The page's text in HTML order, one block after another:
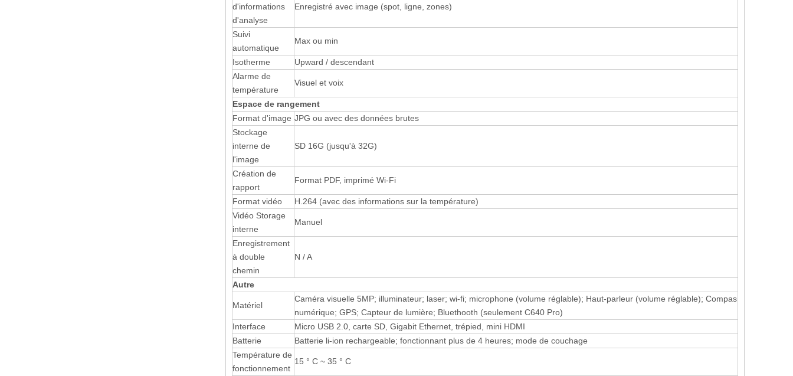
d'informations
d'analyse
Enregistré avec image (spot, ligne, zones)
Suivi
automatique
Max ou min
Isotherme
Upward / descendant
Alarme de
température
Visuel et voix
Espace de rangement
Format d'image JPG ou avec des données brutes
Stockage
interne de
l'image
SD 16G (jusqu'à 32G)
Création de
rapport
Format PDF, imprimé Wi-Fi
Format vidéo
H.264 (avec des informations sur la température)
Vidéo Storage
interne
Manuel
Enregistrement
à double
chemin
N / A
Autre
Matériel
Caméra visuelle 5MP; illuminateur; laser; wi-fi; microphone (volume réglable); Haut-parleur (volume réglable); Compas
numérique; GPS; Capteur de lumière; Bluethooth (seulement C640 Pro)
Interface
Micro USB 2.0, carte SD, Gigabit Ethernet, trépied, mini HDMI
Batterie
Batterie li-ion rechargeable; fonctionnant plus de 4 heures; mode de couchage
Température de
fonctionnement
15 ° C ~ 35 ° C